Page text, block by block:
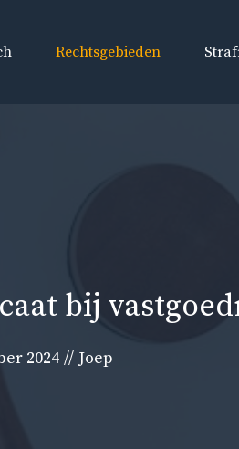
Rechtsgebieden
bij
2024 // Joep